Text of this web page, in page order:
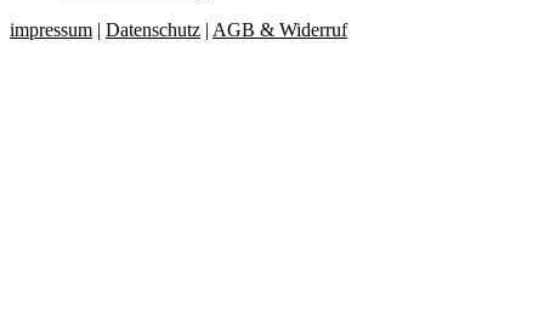
impressum | Datenschutz | AGB & Widerruf